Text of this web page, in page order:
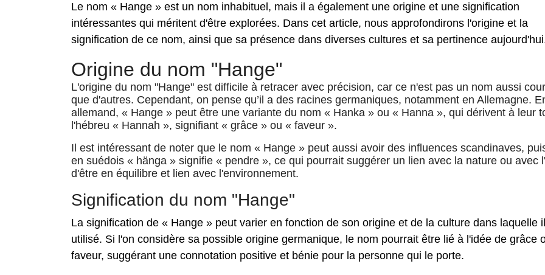
Le nom « Hange » est un nom inhabituel, mais il a également une origine et une signification
intéressantes qui méritent d'être explorées. Dans cet article, nous approfondirons l'origine et la
signification de ce nom, ainsi que sa présence dans diverses cultures et sa pertinence
Origine du nom "Hange"
L'origine du nom "Hange" est difficile à retracer avec précision, car ce n'est pas un nom aussi
que d'autres. Cependant, on pense qu’il a des racines germaniques, notamment en Allemagne.
allemand, « Hange » peut être une variante du nom « Hanka » ou « Hanna », qui dérivent à leur
l'hébreu « Hannah », signifiant « grâce » ou « faveur ».
Il est intéressant de noter que le nom « Hange » peut aussi avoir des influences scandinaves,
en suédois « hänga » signifie « pendre », ce qui pourrait suggérer un lien avec la nature ou avec
d'être en équilibre et lien avec l'environnement.
Signification du nom "Hange"
La signification de « Hange » peut varier en fonction de son origine et de la culture dans laquelle
utilisé. Si l'on considère sa possible origine germanique, le nom pourrait être lié à l'idée de grâce
faveur, suggérant une connotation positive et bénie pour la personne qui le porte.